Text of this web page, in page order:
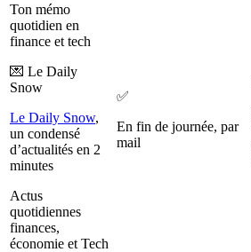
Ton mémo
quotidien en
finance et tech
💌 Le Daily
Snow
Le Daily Snow,
un condensé
d’actualités en 2
minutes
Actus
quotidiennes
finances,
économie et Tech
✅
En fin de journée, par
mail